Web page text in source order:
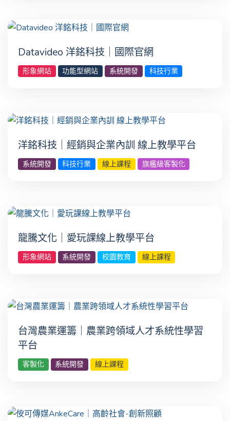
Datavideo 洋銘科技｜國際官網
形象網站 功能型網站 系統開發 科技行業
洋銘科技｜經銷與企業內訓 線上教學平台
系統開發 科技行業 線上課程 旗艦級客製化
龍騰文化｜愛玩課線上教學平台
形象網站 系統開發 校園教育 線上課程
台灣農業運籌｜農業跨領域人才系統性學習
平台
客製化 系統開發 線上課程